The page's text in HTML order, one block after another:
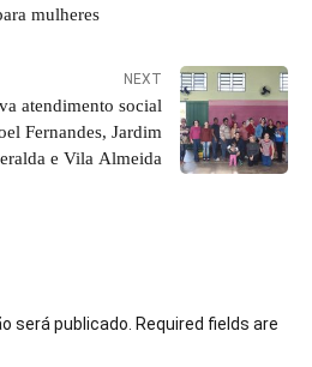
mulheres
NEXT
atendimento social
Fernandes, Jardim
e Vila Almeida
será publicado. Required fields are